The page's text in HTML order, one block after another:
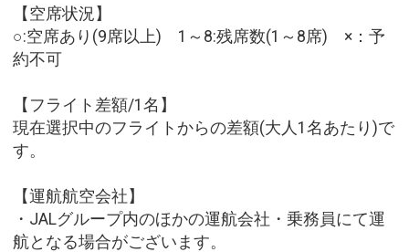
【空席状況】
○:空席あり(9席以上) 1～8:残席数(1～8席) ×：予
約不可
【フライト差額/1名】
現在選択中のフライトからの差額(大人1名あたり)で
す。
【運航航空会社】
・JALグループ内のほかの運航会社・乗務員にて運
航となる場合がございます。